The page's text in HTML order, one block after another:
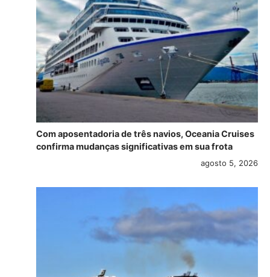
Com aposentadoria de três navios, Oceania Cruises
confirma mudanças significativas em sua frota
agosto 5, 2026